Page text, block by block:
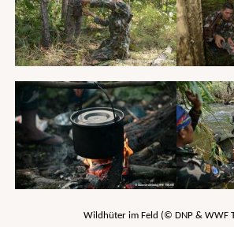
Wildhüter im Feld (© DNP & WWF